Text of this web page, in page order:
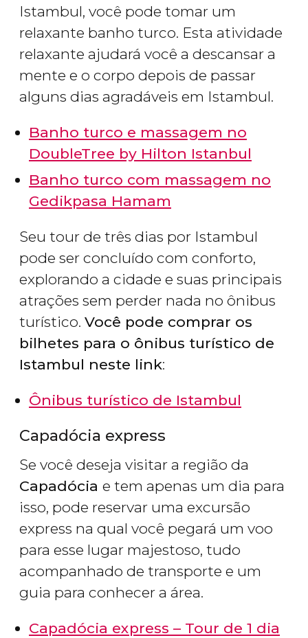
Istambul, você pode tomar um
relaxante banho turco. Esta atividade
relaxante ajudará você a descansar a
mente e o corpo depois de passar
alguns dias agradáveis em Istambul.
Banho turco e massagem no
DoubleTree by Hilton Istanbul
Banho turco com massagem no
Gedikpasa Hamam
Seu tour de três dias por Istambul
pode ser concluído com conforto,
explorando a cidade e suas principais
atrações sem perder nada no ônibus
turístico. Você pode comprar os
bilhetes para o ônibus turístico de
Istambul neste link:
Ônibus turístico de Istambul
Capadócia express
Se você deseja visitar a região da
Capadócia e tem apenas um dia para
isso, pode reservar uma excursão
express na qual você pegará um voo
para esse lugar majestoso, tudo
acompanhado de transporte e um
guia para conhecer a área.
Capadócia express – Tour de 1 dia